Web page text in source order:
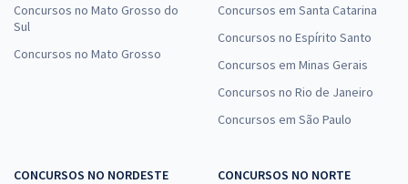
Concursos no Mato Grosso do
Sul
Concursos no Mato Grosso
Concursos em Santa Catarina
Concursos no Espírito Santo
Concursos em Minas Gerais
Concursos no Rio de Janeiro
Concursos em São Paulo
CONCURSOS NO NORDESTE
CONCURSOS NO NORTE